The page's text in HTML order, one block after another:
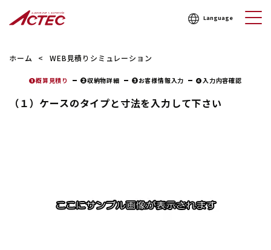
Language
ホーム WEB見積りシミュレーション
❶概算見積り ❷収納物詳細 ❸お客様情報入力 ❹入力内容確認
（１）ケースのタイプと寸法を入力して下さい